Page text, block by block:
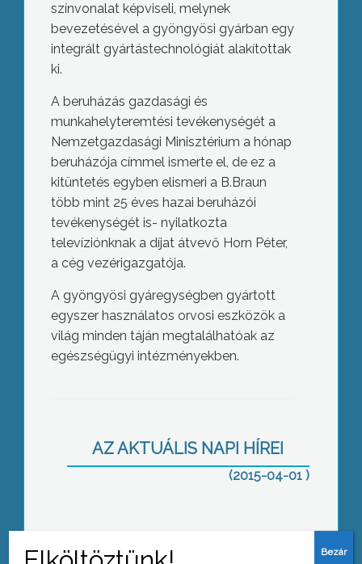
színvonalat képviseli, melynek
bevezetésével a gyöngyösi gyárban egy
integrált gyártástechnológiát alakítottak
ki.
A beruházás gazdasági és
munkahelyteremtési tevékenységét a
Nemzetgazdasági Minisztérium a hónap
beruházója címmel ismerte el, de ez a
kitüntetés egyben elismeri a B.Braun
több mint 25 éves hazai beruházói
tevékenységét is- nyilatkozta
televíziónknak a díjat átvevő Horn Péter,
a cég vezérigazgatója.
A gyöngyösi gyáregységben gyártott
egyszer használatos orvosi eszközök a
világ minden táján megtalálhatóak az
egészségügyi intézményekben.
AZ AKTUÁLIS NAPI HÍREI
(2015-04-01 )